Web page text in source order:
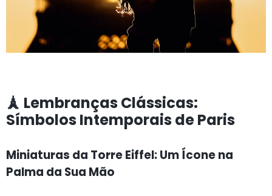
🗼 Lembranças Clássicas:
Símbolos Intemporais de Paris
Miniaturas da Torre Eiffel: Um Ícone na
Palma da Sua Mão